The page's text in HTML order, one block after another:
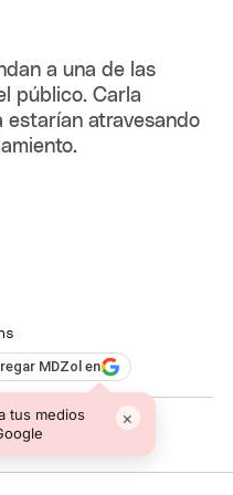
a una de las
público. Carla
estarían atravesando
MDZol en
tus medios
×